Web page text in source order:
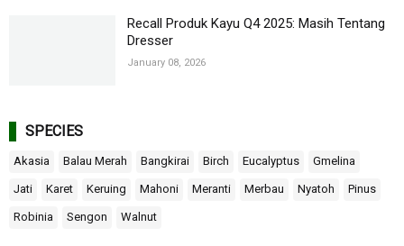
Recall Produk Kayu Q4 2025: Masih Tentang
Dresser
January 08, 2026
SPECIES
Akasia Balau Merah Bangkirai Birch Eucalyptus Gmelina
Jati Karet Keruing Mahoni Meranti Merbau Nyatoh Pinus
Robinia Sengon Walnut